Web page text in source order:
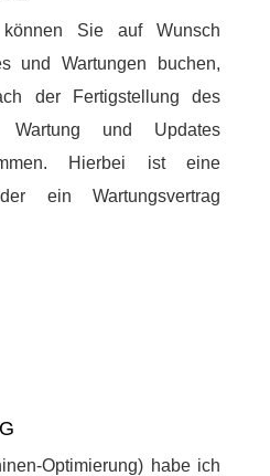
Sie auf Wunsch
und Wartungen buchen,
der Fertigstellung des
und Updates
Hierbei ist eine
ein Wartungsvertrag
Optimierung) habe ich